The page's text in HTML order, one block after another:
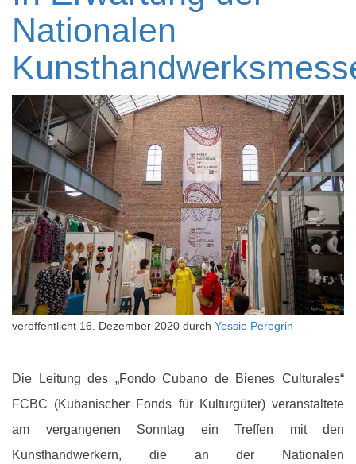
Nationalen
veröffentlicht 16. Dezember 2020 durch Yessie Peregrin
Die Leitung des „Fondo Cubano de Bienes Culturales“
FCBC (Kubanischer Fonds für Kulturgüter) veranstaltete
am vergangenen Sonntag ein Treffen mit den
Kunsthandwerkern, die an der Nationalen